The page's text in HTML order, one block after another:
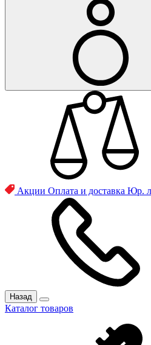
Акции Оплата и доставка Юр.
Назад
Каталог товаров